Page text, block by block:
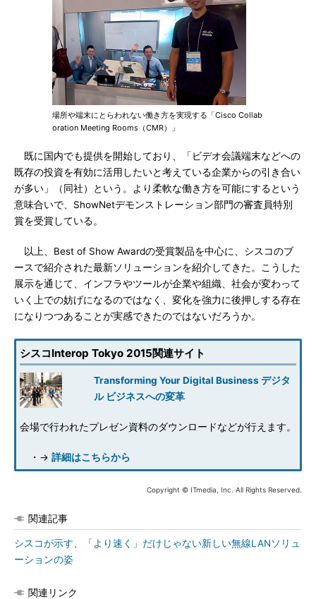
場所や端末にとらわれない働き方を実現する「Cisco Collab
oration Meeting Rooms（CMR）」
既に国内でも提供を開始しており、「ビデオ会議端末などへの
既存の投資を有効に活用したいと考えている企業からの引き合い
が多い」（同社）という。より柔軟な働き方を可能にするという
意味合いで、ShowNetデモンストレーション部門の審査員特別
賞を受賞している。
以上、Best of Show Awardの受賞製品を中心に、シスコのブ
ースで紹介された最新ソリューションを紹介してきた。こうした
展示を通じて、インフラやツールが企業や組織、社会が変わって
いく上での妨げになるのではなく、変化を強力に後押しする存在
になりつつあることが実感できたのではないだろうか。
シスコInterop Tokyo 2015関連サイト
Transforming Your Digital Business デジタ
ル ビジネスへの変革
会場で行われたプレゼン資料のダウンロードなどが行えます。
・→ 詳細はこちらから
Copyright © ITmedia, Inc. All Rights Reserved.
関連記事
シスコが示す、「より速く」だけじゃない新しい無線LANソリュ
ーションの姿
関連リンク